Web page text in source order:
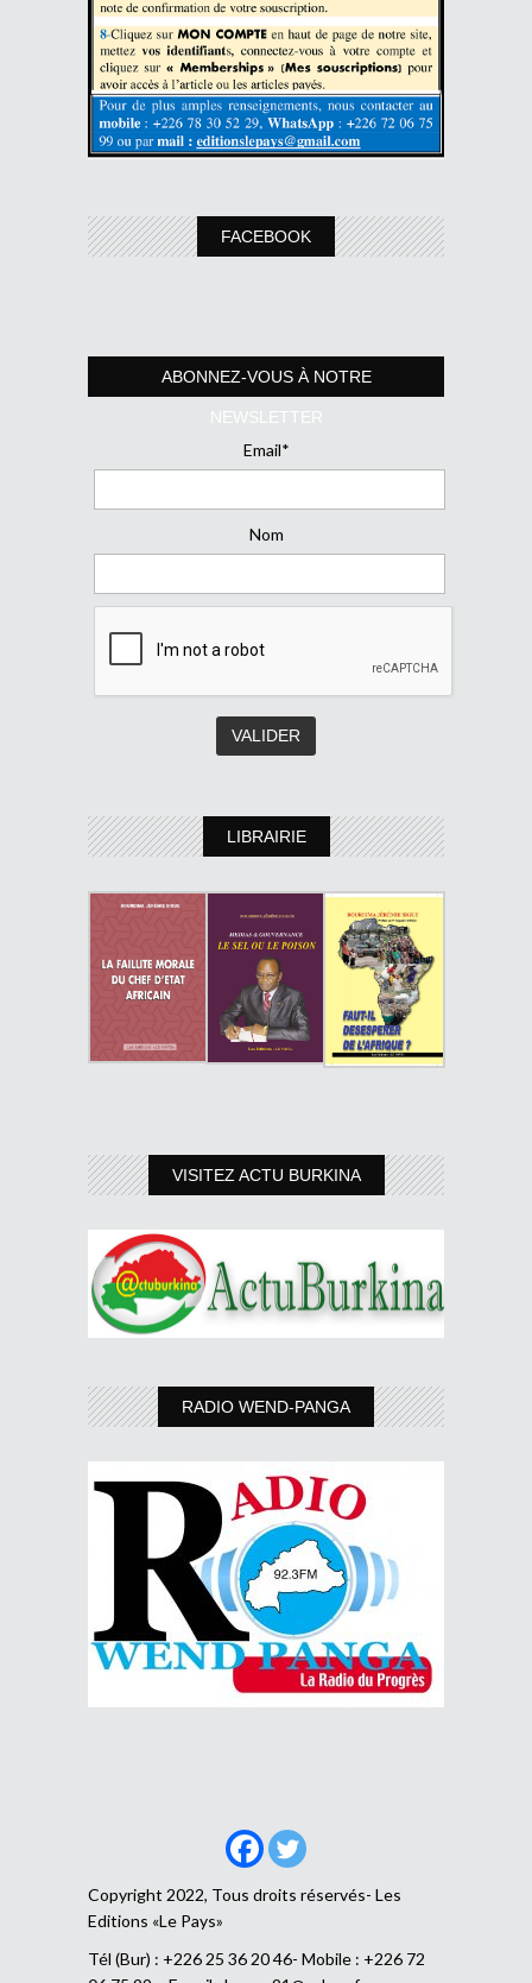
FACEBOOK
ABONNEZ-VOUS À NOTRE
NEWSLETTER
Email*
Nom
LIBRAIRIE
VISITEZ ACTU BURKINA
RADIO WEND-PANGA
Copyright 2022, Tous droits réservés- Les
Editions «Le Pays»
Tél (Bur) : +226 25 36 20 46- Mobile : +226 72